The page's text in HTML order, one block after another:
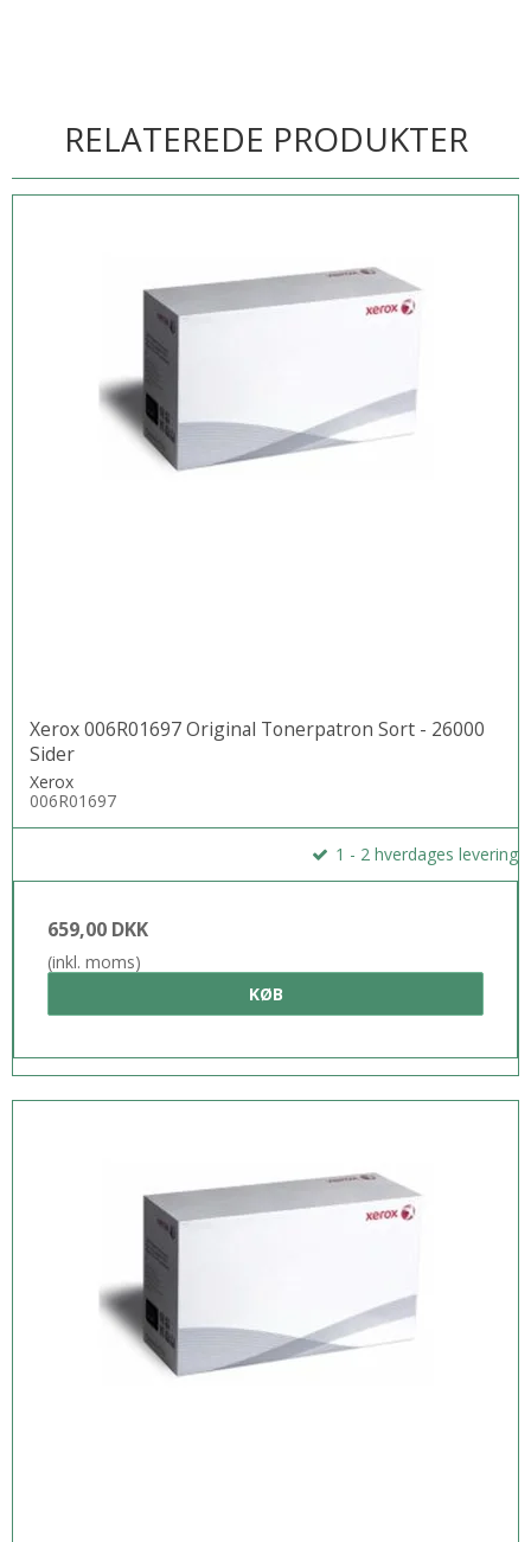
RELATEREDE PRODUKTER
Xerox 006R01697 Original Tonerpatron Sort - 26000
Sider
Xerox
006R01697
1 - 2 hverdages levering
659,00 DKK
(inkl. moms)
KØB